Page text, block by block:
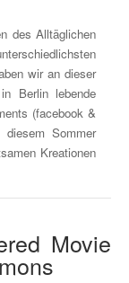
des Alltäglichen
wir an dieser
Berlin lebende
(facebook &
Sommer
Kreationen
Movie